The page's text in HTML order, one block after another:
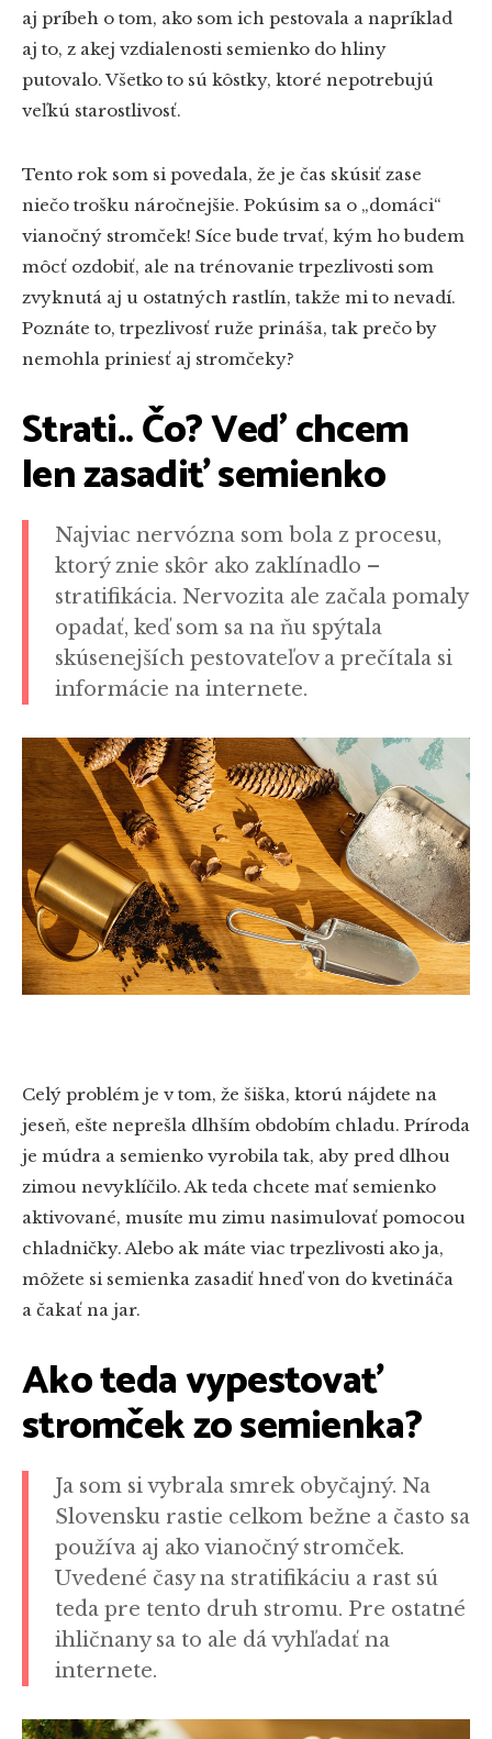
aj príbeh o tom, ako som ich pestovala a napríklad
aj to, z akej vzdialenosti semienko do hliny
putovalo. Všetko to sú kôstky, ktoré nepotrebujú
veľkú starostlivosť.
Tento rok som si povedala, že je čas skúsiť zase
niečo trošku náročnejšie. Pokúsim sa o „domáci“
vianočný stromček! Síce bude trvať, kým ho budem
môcť ozdobiť, ale na trénovanie trpezlivosti som
zvyknutá aj u ostatných rastlín, takže mi to nevadí.
Poznáte to, trpezlivosť ruže prináša, tak prečo by
nemohla priniesť aj stromčeky?
Strati.. Čo? Veď chcem
len zasadiť semienko
Najviac nervózna som bola z procesu,
ktorý znie skôr ako zaklínadlo –
stratifikácia. Nervozita ale začala pomaly
opadať, keď som sa na ňu spýtala
skúsenejších pestovateľov a prečítala si
informácie na internete.
Celý problém je v tom, že šiška, ktorú nájdete na
jeseň, ešte neprešla dlhším obdobím chladu. Príroda
je múdra a semienko vyrobila tak, aby pred dlhou
zimou nevyklíčilo. Ak teda chcete mať semienko
aktivované, musíte mu zimu nasimulovať pomocou
chladničky. Alebo ak máte viac trpezlivosti ako ja,
môžete si semienka zasadiť hneď von do kvetináča
a čakať na jar.
Ako teda vypestovať
stromček zo semienka?
Ja som si vybrala smrek obyčajný. Na
Slovensku rastie celkom bežne a často sa
používa aj ako vianočný stromček.
Uvedené časy na stratifikáciu a rast sú
teda pre tento druh stromu. Pre ostatné
ihličnany sa to ale dá vyhľadať na
internete.